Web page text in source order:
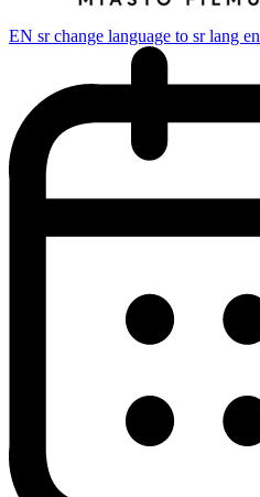
EN sr change language to sr lang en